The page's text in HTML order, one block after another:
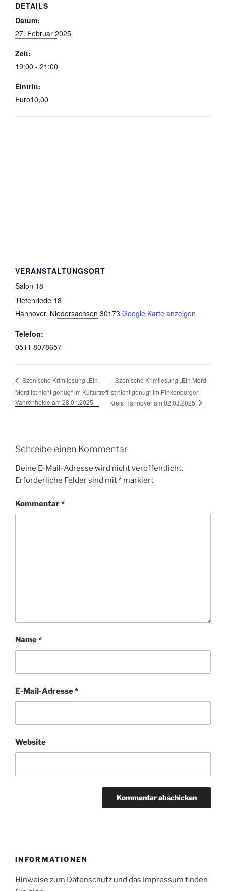
DETAILS
Datum:
27. Februar 2025
Zeit:
19:00 - 21:00
Eintritt:
Euro10,00
VERANSTALTUNGSORT
Salon 18
Tiefenriede 18
Hannover, Niedersachsen 30173 Google Karte anzeigen
Telefon:
0511 8078657
Szenische Krimilesung „Ein
Mord ist nicht genug“ im Kulturtreff
Vahrenheide am 28.01.2025
Szenische Krimilesung „Ein Mord
ist nicht genug“ im Pinkenburger
Kreis Hannover am 02.03.2025
Schreibe einen Kommentar
Deine E-Mail-Adresse wird nicht veröffentlicht.
Erforderliche Felder sind mit* markiert
Kommentar*
Name*
E-Mail-Adresse*
Website
INFORMATIONEN
Hinweise zum Datenschutz und das Impressum finden